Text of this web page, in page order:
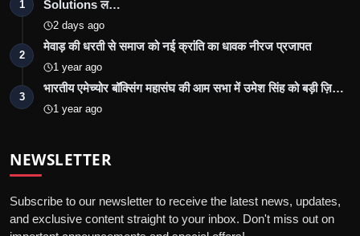
1
Solutions ल…
2 days ago
2
मेवाड़ की धरती से समाज को नई क्रांति का धावक नीरज प्रजापत
1 year ago
3
भारतीय एमेच्योर बॉक्सिंग महासंघ की आम सभा में उमेश सिंह को बड़ी ज़ि…
1 year ago
NEWSLETTER
Subscribe to our newsletter to receive the latest news, updates,
and exclusive content straight to your inbox. Don't miss out on